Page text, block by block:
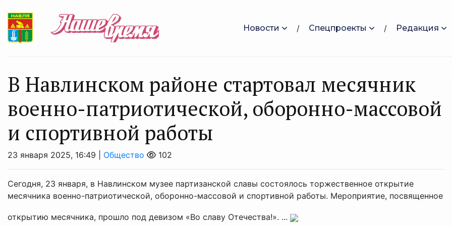
Новости Спецпроекты Редакция
В Навлинском районе стартовал месячник
военно-патриотической, оборонно-массовой
и спортивной работы
23 января 2025, 16:49 | Общество 102
Сегодня, 23 января, в Навлинском музее партизанской славы состоялось торжественное открытие
месячника военно-патриотической, оборонно-массовой и спортивной работы. Мероприятие, посвященное
открытию месячника, прошло под девизом «Во славу Отечества!». ...